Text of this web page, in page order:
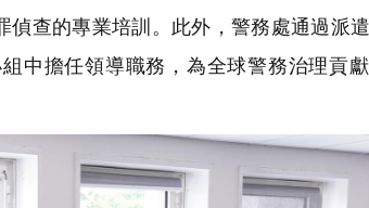
查的專業培訓。此外，警務處通過派
中擔任領導職務，為全球警務治理貢